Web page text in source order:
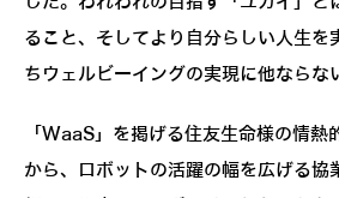
ること、そしてより自分らしい人生を
ちウェルビーイングの実現に他ならな
「WaaS」を掲げる住友生命様の情熱
から、ロボットの活躍の幅を広げる協